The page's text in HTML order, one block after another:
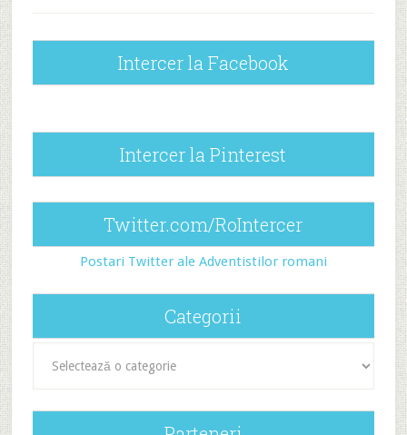
Intercer la Facebook
Intercer la Pinterest
Twitter.com/RoIntercer
Postari Twitter ale Adventistilor romani
Categorii